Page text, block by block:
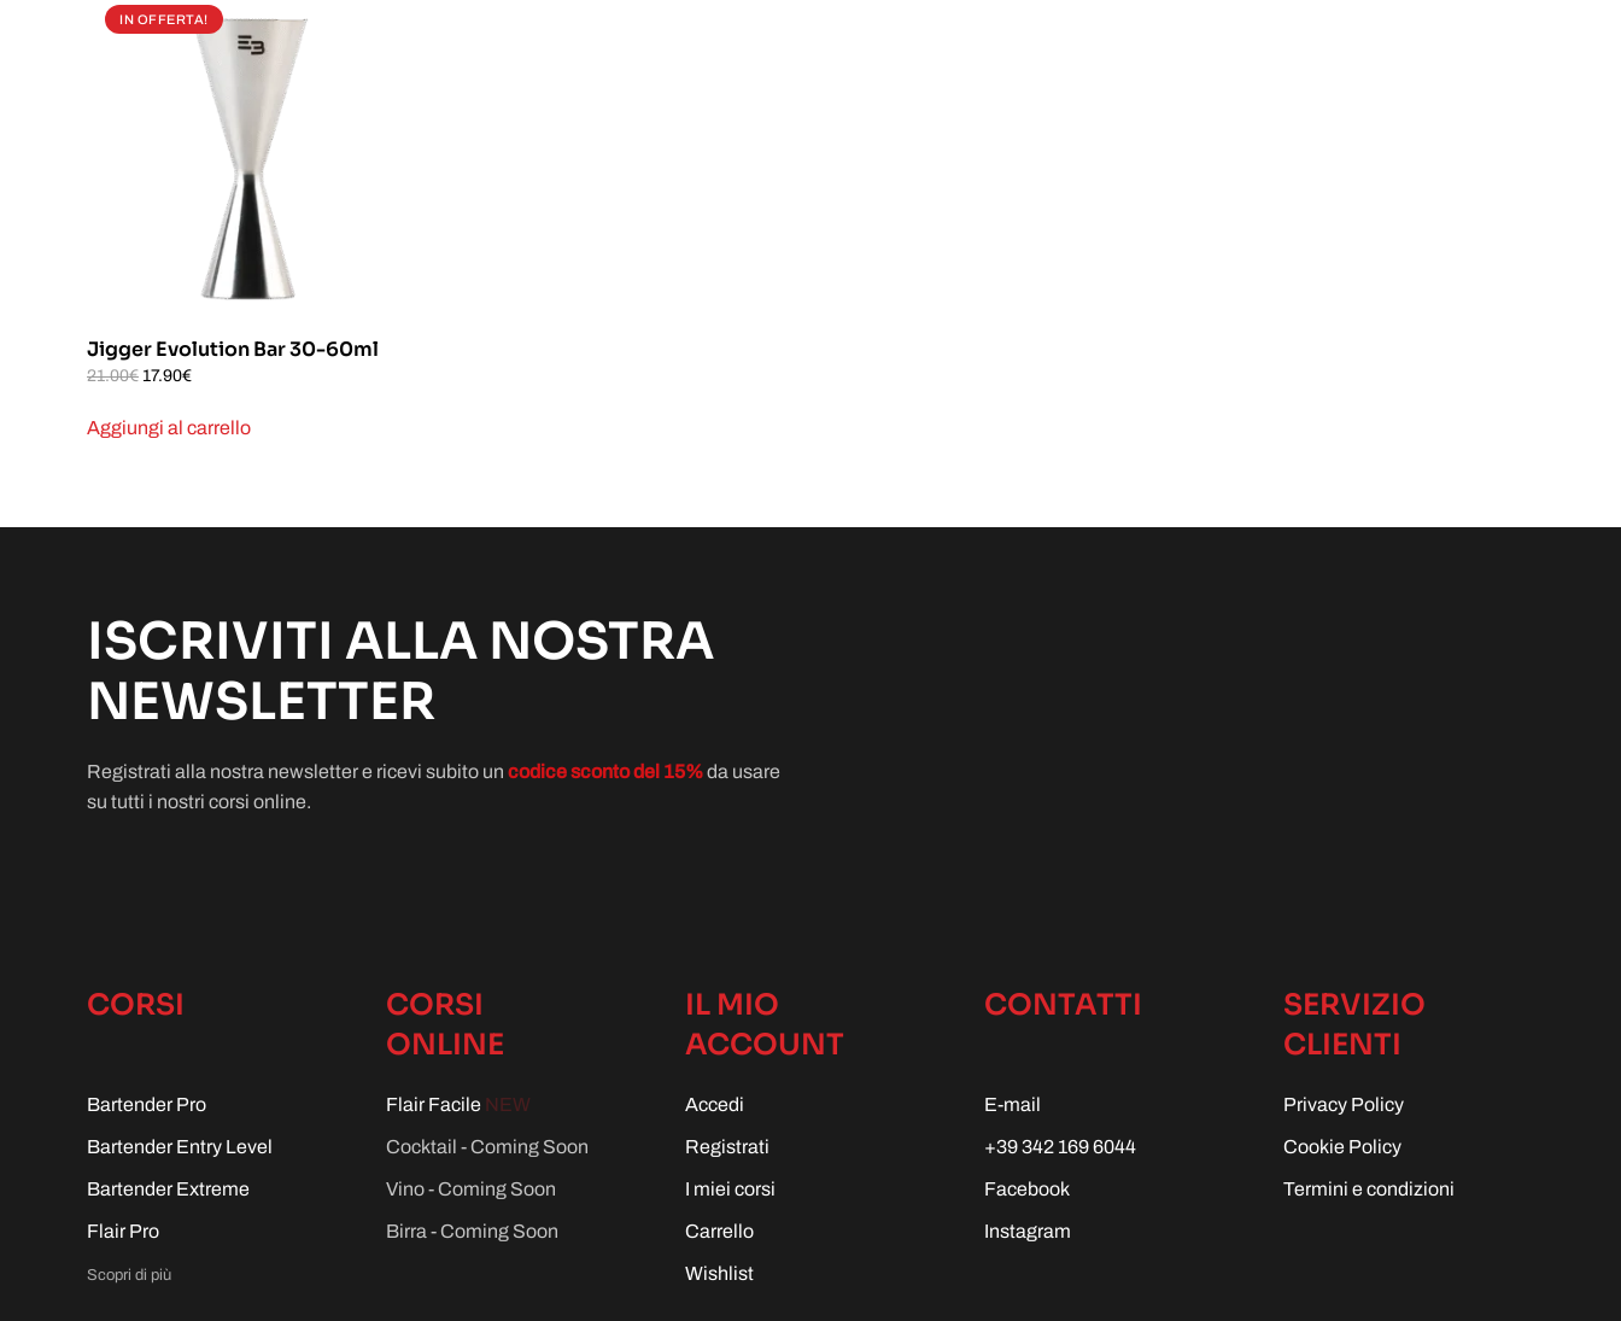
IN OFFERTA!
Jigger Evolution Bar 30-60ml
21.00€ Il
originale
17.90€Il
attuale
Aggiungi al carrello
ISCRIVITI ALLA NOSTRA
NEWSLETTER
Registrati alla nostra newsletter e ricevi subito un codice sconto del 15%da usare
su tutti i nostri corsi online.
CORSI
Bartender Pro
Bartender Entry Level
Bartender Extreme
Flair Pro
Scopri di più
CORSI
ONLINE
Flair Facile NEW
Cocktail - Coming Soon
Vino - Coming Soon
Birra - Coming Soon
IL MIO
ACCOUNT
Accedi
Registrati
I miei corsi
Carrello
Wishlist
CONTATTI
E-mail
+39 342 169 6044
Facebook
Instagram
SERVIZIO
CLIENTI
Privacy Policy
Cookie Policy
Termini e condizioni